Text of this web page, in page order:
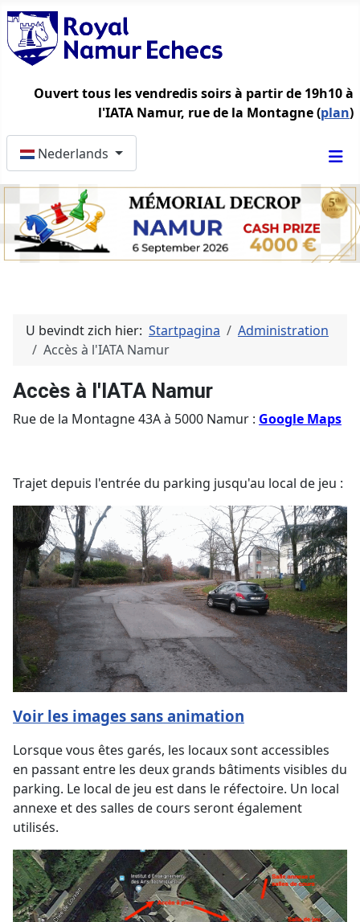
Ouvert tous les vendredis soirs à partir de 19h10 à
l'IATA Namur, rue de la Montagne (plan)
Nederlands
U bevindt zich hier: Startpagina
Administration
Accès à l'IATA Namur
Accès à l'IATA Namur
Rue de la Montagne 43A à 5000 Namur : Google Maps
Trajet depuis l'entrée du parking jusqu'au local de jeu :
Voir les images sans animation
Lorsque vous êtes garés, les locaux sont accessibles
en passant entre les deux grands bâtiments visibles du
parking. Le local de jeu est dans le réfectoire. Un local
annexe et des salles de cours seront également
utilisés.